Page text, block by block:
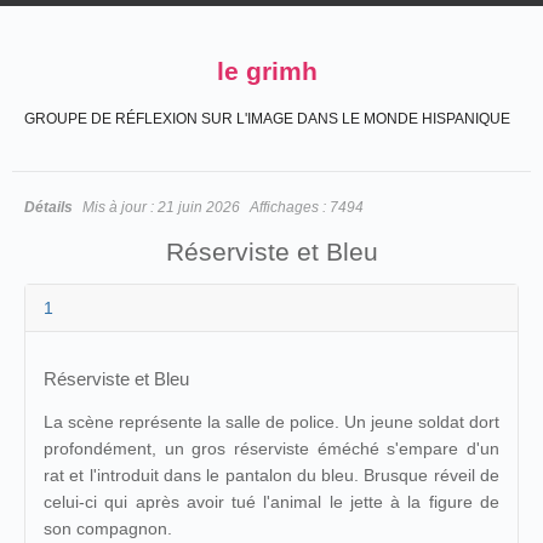
le grimh
GROUPE DE RÉFLEXION SUR L'IMAGE DANS LE MONDE HISPANIQUE
Détails Mis à jour : 21 juin 2026 Affichages : 7494
Réserviste et Bleu
1
Réserviste et Bleu
La scène représente la salle de police. Un jeune soldat dort
profondément, un gros réserviste éméché s'empare d'un
rat et l'introduit dans le pantalon du bleu. Brusque réveil de
celui-ci qui après avoir tué l'animal le jette à la figure de
son compagnon.